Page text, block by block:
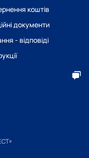
коштів
документи
- відповіді